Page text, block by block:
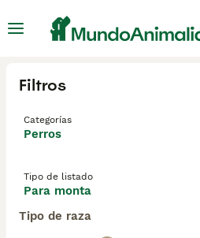
Filtros
Categorías
Perros
Tipo de listado
Para monta
Tipo de raza